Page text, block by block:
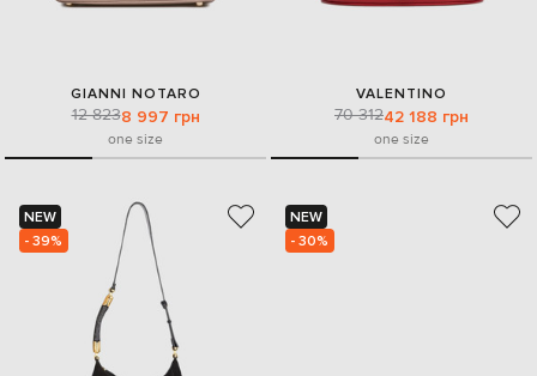
GIANNI NOTARO
12 8238 997 грн
one size
VALENTINO
70 31242 188 грн
one size
NEW
- 39%
NEW
- 30%